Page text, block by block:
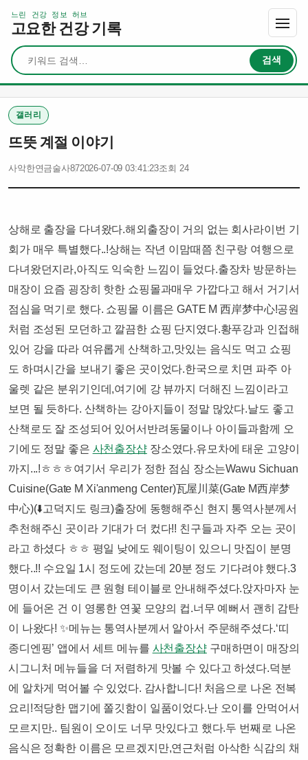
느린 건강 정보 허브
고요한 건강 기록
검색
검색
갤러리
뜨뜻 계절 이야기
사악한연금술사872026-07-09 03:41:23조회 24
상해로 출장을 다녀왔다.해외출장이 거의 없는 회사라이번 기
회가 매우 특별했다..!상해는 작년 이맘때쯤 친구랑 여행으로
다녀왔던지라,아직도 익숙한 느낌이 들었다.​출장차 방문하는
매장이 요즘 굉장히 핫한 쇼핑몰과매우 가깝다고 해서 거기서
점심을 먹기로 했다. 쇼핑몰 이름은 GATE M 西岸梦中心!​공원
처럼 조성된 모던하고 깔끔한 쇼핑 단지였다.황푸강과 인접해
있어 강을 따라 여유롭게 산책하고,맛있는 음식도 먹고 쇼핑
도 하며시간을 보내기 좋은 곳이었다.한국으로 치면 파주 아
울렛 같은 분위기인데,여기에 강 뷰까지 더해진 느낌이라고
보면 될 듯하다. ​​산책하는 강아지들이 정말 많았다.날도 좋고
산책로도 잘 조성되어 있어서반려동물이나 아이들과함께 오
기에도 정말 좋은 사천출장샵장소였다.​​유모차에 태운 고양이
까지...!ㅎㅎㅎ​​여기서 우리가 정한 점심 장소는​Wawu Sichuan
Cuisine(Gate M Xi'anmeng Center)瓦屋川菜(Gate M西岸梦
中心)(⬇️고덕지도 링크)​출장에 동행해주신 현지 통역사분께서
추천해주신 곳이라 기대가 더 컸다!! 친구들과 자주 오는 곳이
라고 하셨다 ㅎㅎ ​평일 낮에도 웨이팅이 있으니 맛집이 분명
했다..!! 수요일 1시 정도에 갔는데 20분 정도 기다려야 했다.​​3
명이서 갔는데도 큰 원형 테이블로 안내해주셨다.앉자마자 눈
에 들어온 건 이 영롱한 연꽃 모양의 컵.너무 예뻐서 괜히 감탄
이 나왔다! ✨​​메뉴는 통역사분께서 알아서 주문해주셨다.‘띠
종디엔핑’ 앱에서 세트 메뉴를 사천출장샵구매하면이 매장의
시그니처 메뉴들을 더 저렴하게 맛볼 수 있다고 하셨다.덕분
에 알차게 먹어볼 수 있었다. 감사합니다! ​​처음으로 나온 전복
요리!적당한 맵기에 쫄깃함이 일품이었다.난 오이를 안먹어서
모르지만.. 팀원이 오이도 너무 맛있다고 했다.​​두 번째로 나온
음식은 정확한 이름은 모르겠지만,연근처럼 아삭한 식감의 채